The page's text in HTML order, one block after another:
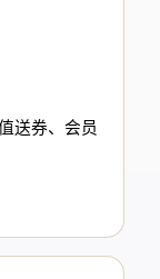
送券、会员